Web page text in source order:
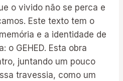
o vivido não se perca e
Este texto tem o
e a identidade de
o GEHED. Esta obra
juntando um pouco
travessia, como um